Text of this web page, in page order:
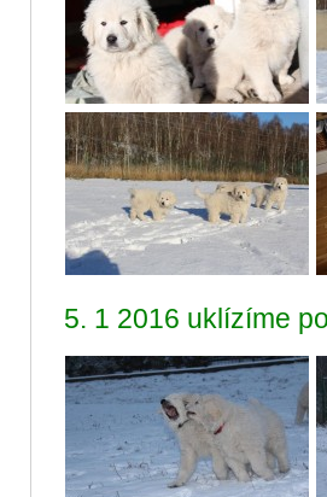
5. 1 2016 uklízíme